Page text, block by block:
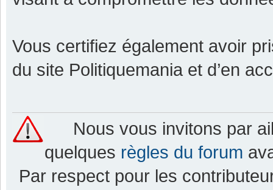
Vous certifiez également avoir
du site Politiquemania et d’en
Nous vous invitons par
quelques règles du forum
Par respect pour les